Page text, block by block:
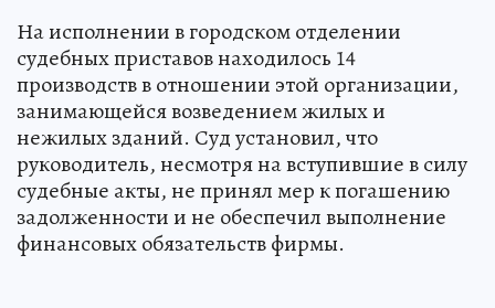
На исполнении в городском отделении
судебных приставов находилось 14
производств в отношении этой организации,
занимающейся возведением жилых и
нежилых зданий. Суд установил, что
руководитель, несмотря на вступившие в силу
судебные акты, не принял мер к погашению
задолженности и не обеспечил выполнение
финансовых обязательств фирмы.